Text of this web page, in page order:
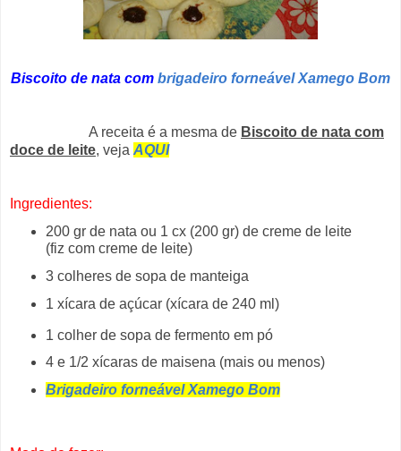
Biscoito de nata com brigadeiro forneável Xamego Bom
A receita é a mesma de Biscoito de nata com
doce de leite, veja AQUI
Ingredientes:
200 gr de nata ou 1 cx (200 gr) de creme de leite
(fiz com creme de leite)
3 colheres de sopa de manteiga
1 xícara de açúcar (xícara de 240 ml)
1 colher de sopa de fermento em pó
4 e 1/2 xícaras de maisena (mais ou menos)
Brigadeiro forneável Xamego Bom